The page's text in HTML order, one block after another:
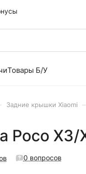
Товары Б/У
Задние крышки Xiaomi
Poco X3/
0 вопросов